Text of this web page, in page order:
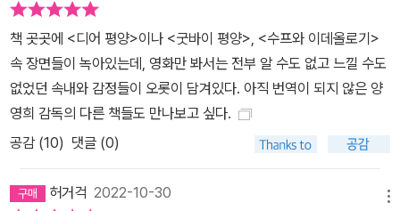
수프와 이데올로기>에 이르러서야 풀린다. 한국에서도 오랜 시간 금
기시되어온 제주4.3사건은 한 가족의 삶에, 나아가 한반도와 재일코
리안의 역사에 거둘 수 없는 잿빛 그늘을 드리웠다. 한국에서 찾아온
제주4.3연구소의 연구자들 앞에서 증언을 마친 그날 이후, 어머니의
알츠하이머는 급속하게 진행된다. 여기에 타이밍 좋게 등장한 아라이
카오루라는 존재는 가족에서 벗어나고자 발버둥친 양영희에게 새로
의 남편. 세 사람이 함께 뜨거운 닭 백숙의 수프(국물)를 나눠 먹으면
책 곳곳에 <디어 평양>이나 <굿바이 평양>, <수프와 이데올로기>
속 장면들이 녹아있는데, 영화만 봐서는 전부 알 수도 없고 느낄 수도
없었던 속내와 감정들이 오롯이 담겨있다. 아직 번역이 되지 않은 양
영희 감독의 다른 책들도 만나보고 싶다.
공감 (10) 댓글 (0)
허거걱 2022-10-30